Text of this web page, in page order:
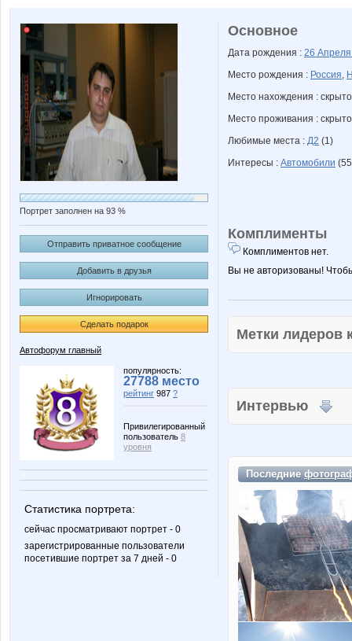
Портрет заполнен на 93 %
Отправить приватное сообщение
Добавить в друзья
Игнорировать
Сделать подарок
Автофорум главный
популярность:
27788 место
рейтинг 987 ?
Привилегированный
пользователь 8
уровня
Статистика портрета:
сейчас просматривают портрет - 0
зарегистрированные пользователи
посетившие портрет за 7 дней - 0
Основное
Дата рождения : 26
Место рождения : Россия,
Место нахождения : скрыто
Место проживания : скрыто
Любимые места : Д2 (1)
Интересы : Автомобили
Комплименты
Комплиментов нет.
Вы не авторизованы!
Метки
Интервью
Последние